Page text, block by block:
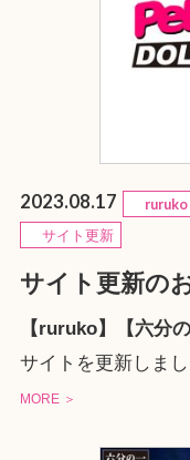
2023.08.17 ruruko
サイト更新
サイト更新の
【ruruko】【六分
サイトを更新しま
MORE ＞